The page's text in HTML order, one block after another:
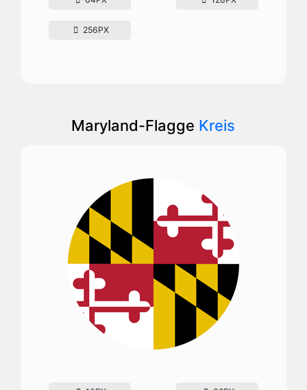
256PX
Maryland-Flagge Kreis